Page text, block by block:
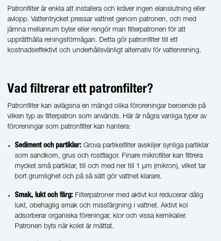
Patronfilter är enkla att installera och kräver ingen elanslutning eller
avlopp. Vattentrycket pressar vattnet genom patronen, och med
jämna mellanrum byter eller rengör man filterpatronen för att
upprätthålla reningsförmågan. Detta gör patronfilter till ett
kostnadseffektivt och underhållsvänligt alternativ för vattenrening.
Vad filtrerar ett patronfilter?
Patronfilter kan avlägsna en mängd olika föroreningar beroende på
vilken typ av filterpatron som används. Här är några vanliga typer av
föroreningar som patronfilter kan hantera:
Sediment och partiklar: Grova partikelfilter avskiljer synliga partiklar
som sandkorn, grus och rostflagor. Finare mikrofilter kan filtrera
mycket små partiklar, till och med ner till 1 µm (mikron), vilket tar
bort grumlighet och på så sätt gör vattnet klarare.
Smak, lukt och färg: Filterpatroner med aktivt kol reducerar dålig
lukt, obehaglig smak och missfärgning i vattnet. Aktivt kol
adsorberar organiska föreningar, klor och vissa kemikalier.
Patronen byts när kolet är mättat.